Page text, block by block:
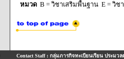
หมวด B = วิชาเสริมพื้นฐาน E = วิช
Contact Staff : กลุ่มภารกิจทะเบียนเรียน ประมวล